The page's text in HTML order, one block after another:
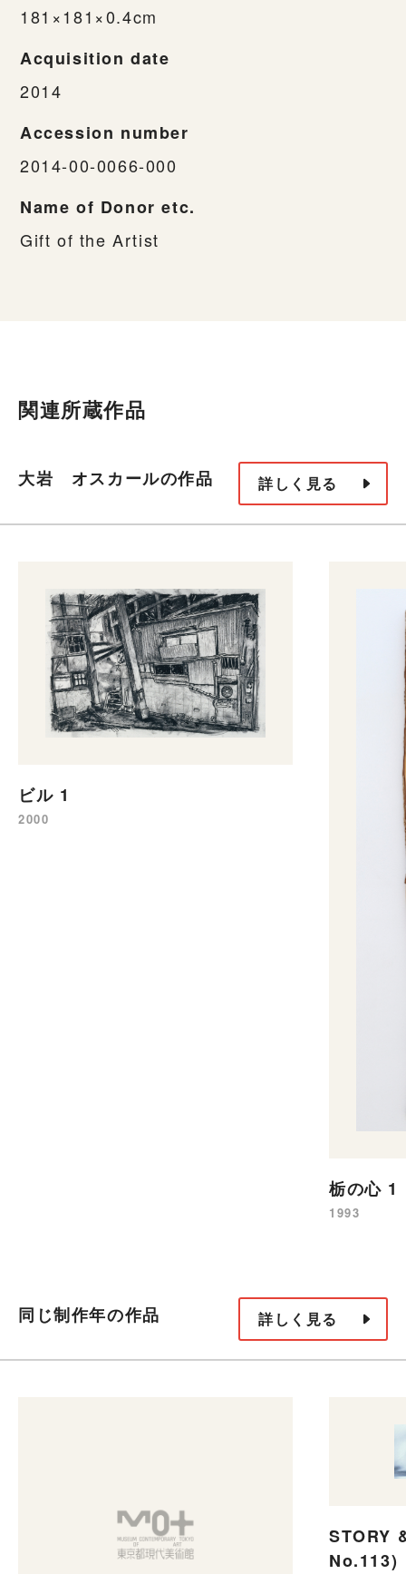
181×181×0.4cm
Acquisition date
2014
Accession number
2014-00-0066-000
Name of Donor etc.
Gift of the Artist
関連所蔵作品
大岩 オスカールの作品 詳しく見る
ビル 1
2000
栃の心 1
1993
同じ制作年の作品 詳しく見る
STORY
No.113)